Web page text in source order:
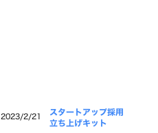
2023/2/21
スタートアップ採用
立ち上げキット